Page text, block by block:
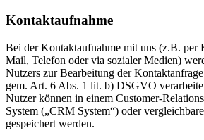
Kontaktaufnahme
Bei der Kontaktaufnahme mit uns (z.B. per
Mail, Telefon oder via sozialer Medien)
Nutzers zur Bearbeitung der
gem. Art. 6 Abs. 1 lit. b) DSGVO
Nutzer können in einem Customer-
System („CRM System“) oder
gespeichert werden.